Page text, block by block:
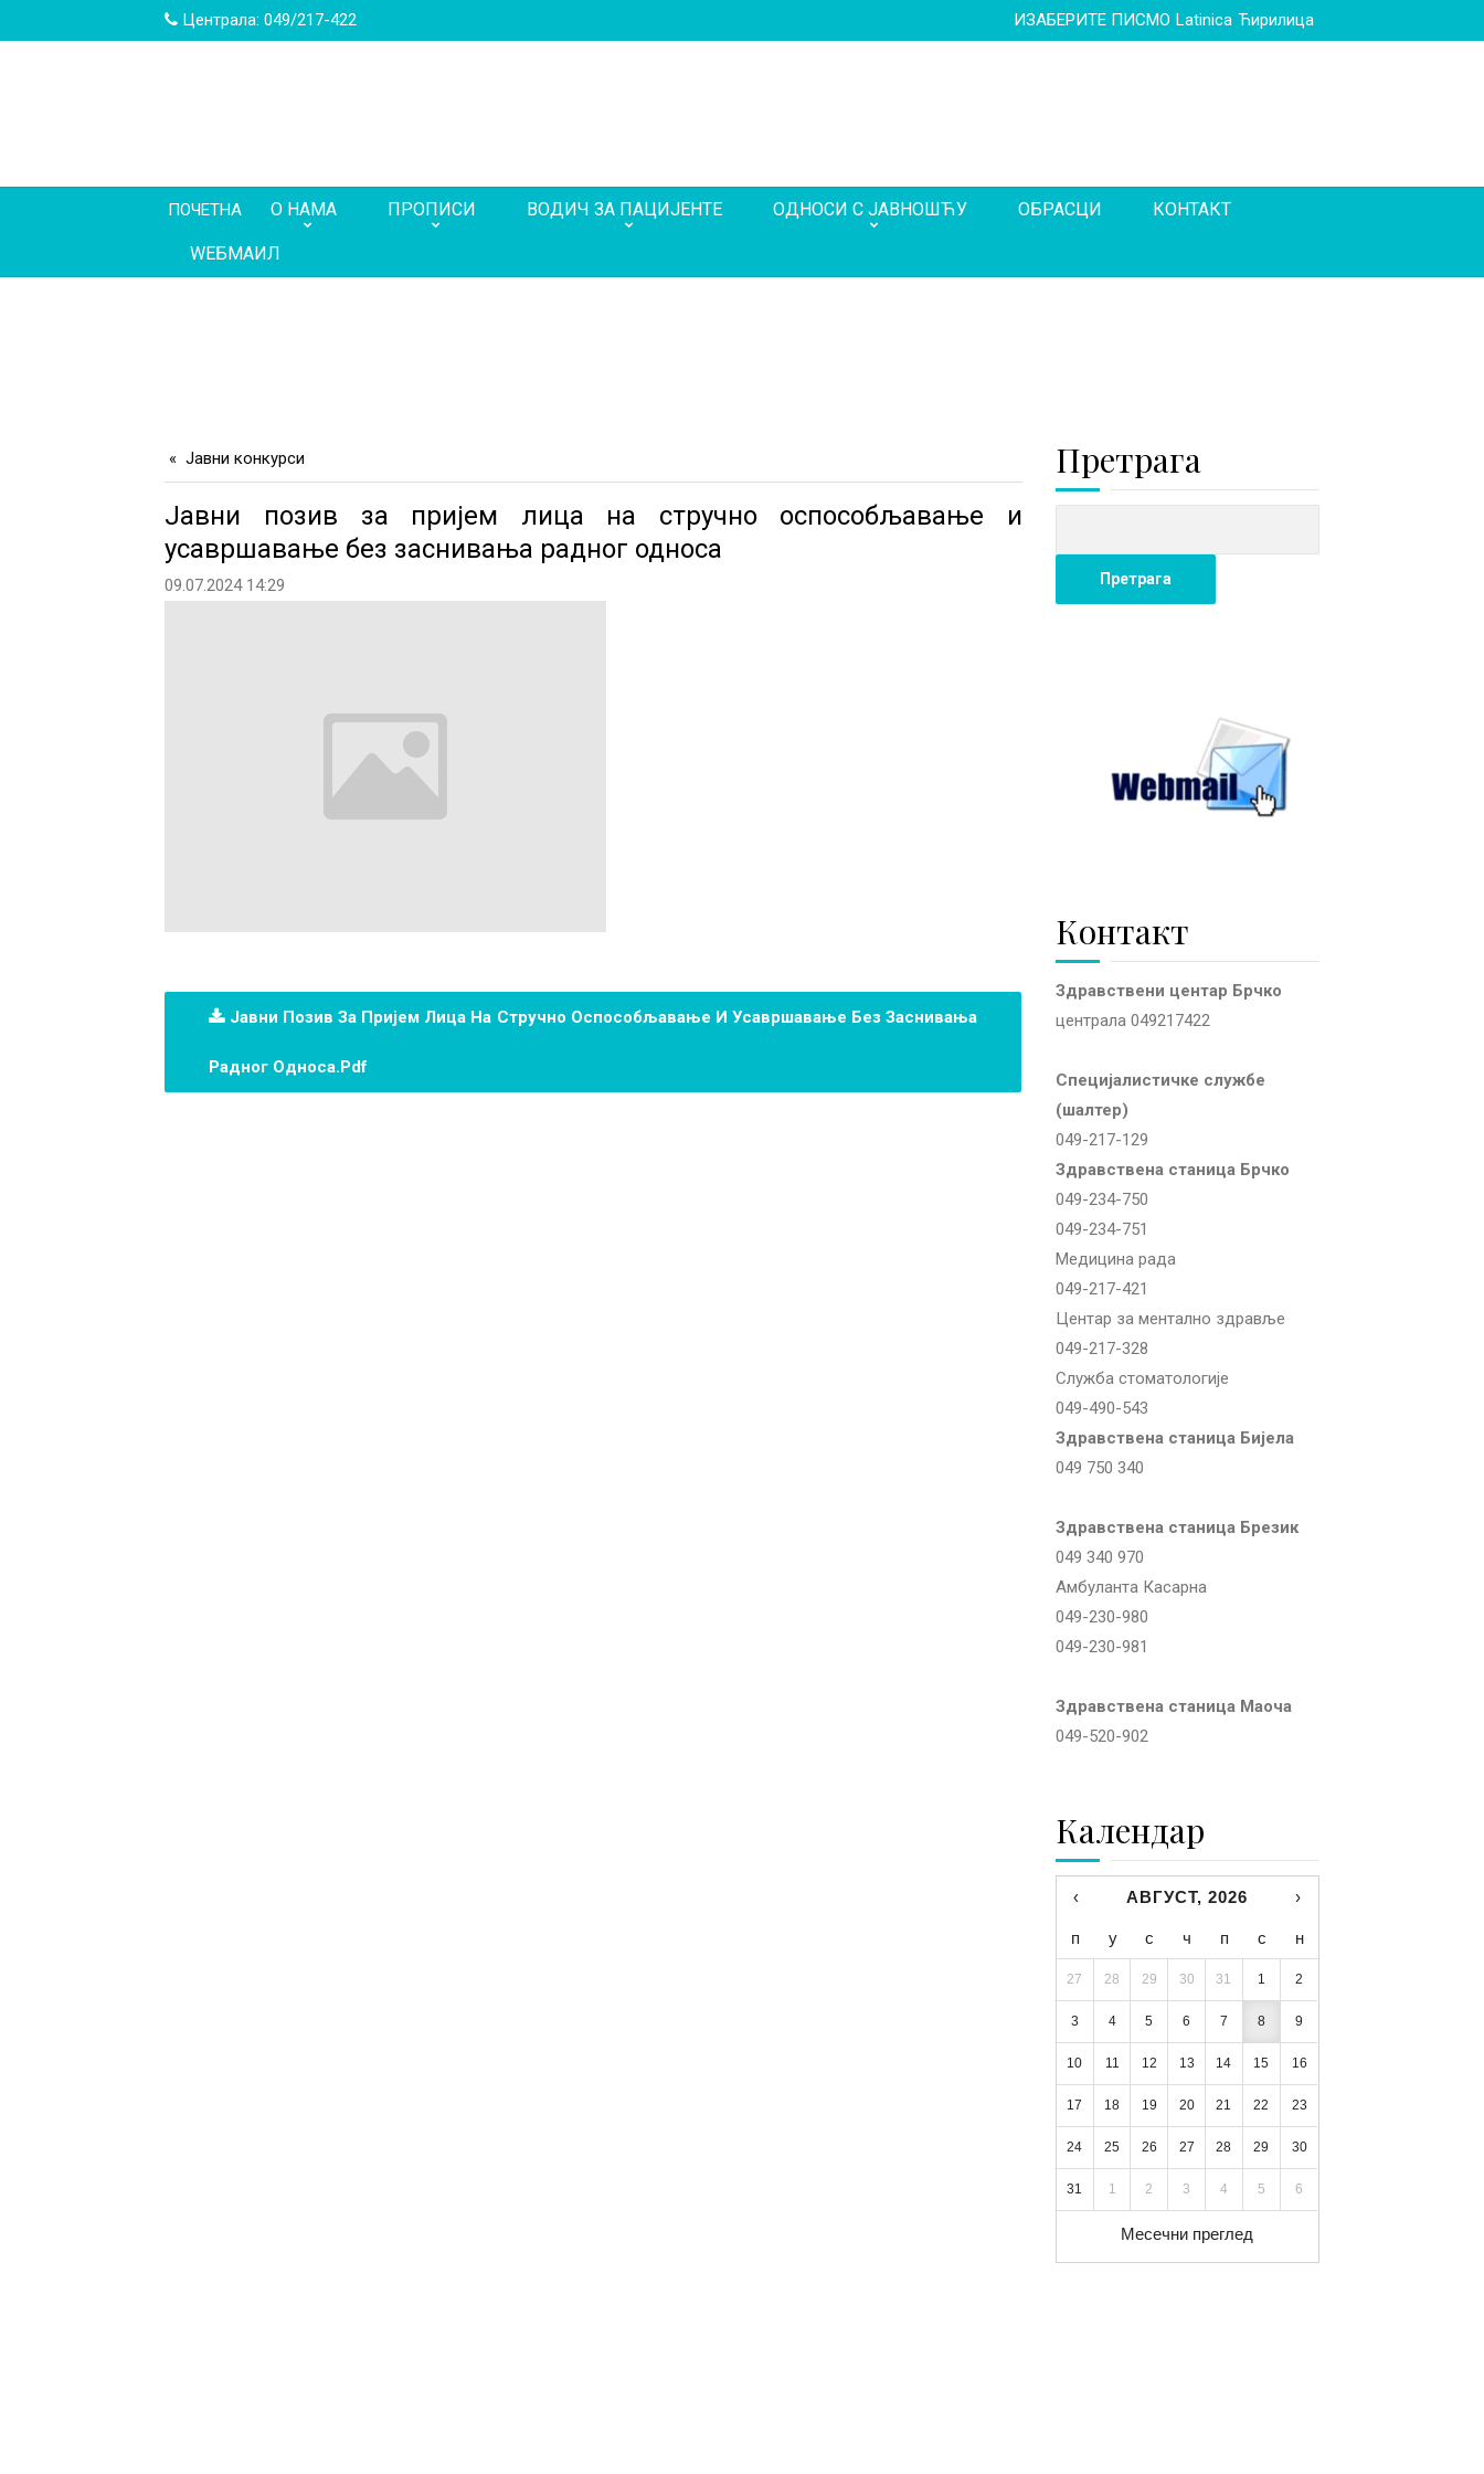
Централа: 049/217-422 ИЗАБЕРИТЕ ПИСМО Latinica Ћирилица
ПОЧЕТНА О НАМА ПРОПИСИ ВОДИЧ ЗА ПАЦИЈЕНТЕ ОДНОСИ С ЈАВНОШЋУ ОБРАСЦИ КОНТАКТ
WEБМАИЛ
Јавни конкурси
Јавни позив за пријем лица на стручно оспособљавање и
усавршавање без заснивања радног односа
09.07.2024 14:29
Јавни Позив За Пријем Лица На Стручно Оспособљавање И Усавршавање Без Заснивања
Радног Односа.pdf
Претрага
Контакт
Здравствени центар Брчко
централа 049217422
Специјалистичке службе
(шалтер)
049-217-129
Здравствена станица Брчко
049-234-750
049-234-751
Медицина рада
049-217-421
Центар за ментално здравље
049-217-328
Служба стоматологије
049-490-543
Здравствена станица Бијела
049 750 340
Здравствена станица Брезик
049 340 970
Амбуланта Касарна
049-230-980
049-230-981
Здравствена станица Маоча
049-520-902
Календар
‹ АВГУСТ, 2026 ›
п у с ч п с н
27 28 29 30 31 1 2
3 4 5 6 7 8 9
10 11 12 13 14 15 16
17 18 19 20 21 22 23
24 25 26 27 28 29 30
31 1 2 3 4 5 6
Месечни преглед